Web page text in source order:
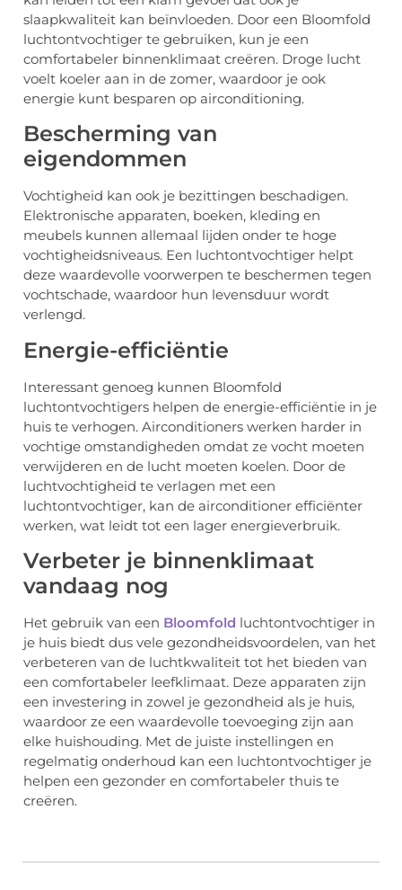
slaapkwaliteit kan beïnvloeden. Door een Bloomfold
luchtontvochtiger te gebruiken, kun je een
comfortabeler binnenklimaat creëren. Droge lucht
voelt koeler aan in de zomer, waardoor je ook
energie kunt besparen op airconditioning.
Bescherming van
eigendommen
Vochtigheid kan ook je bezittingen beschadigen.
Elektronische apparaten, boeken, kleding en
meubels kunnen allemaal lijden onder te hoge
vochtigheidsniveaus. Een luchtontvochtiger helpt
deze waardevolle voorwerpen te beschermen tegen
vochtschade, waardoor hun levensduur wordt
verlengd.
Energie-efficiëntie
Interessant genoeg kunnen Bloomfold
luchtontvochtigers helpen de energie-efficiëntie in je
huis te verhogen. Airconditioners werken harder in
vochtige omstandigheden omdat ze vocht moeten
verwijderen en de lucht moeten koelen. Door de
luchtvochtigheid te verlagen met een
luchtontvochtiger, kan de airconditioner efficiënter
werken, wat leidt tot een lager energieverbruik.
Verbeter je binnenklimaat
vandaag nog
Het gebruik van een Bloomfold luchtontvochtiger in
je huis biedt dus vele gezondheidsvoordelen, van het
verbeteren van de luchtkwaliteit tot het bieden van
een comfortabeler leefklimaat. Deze apparaten zijn
een investering in zowel je gezondheid als je huis,
waardoor ze een waardevolle toevoeging zijn aan
elke huishouding. Met de juiste instellingen en
regelmatig onderhoud kan een luchtontvochtiger je
helpen een gezonder en comfortabeler thuis te
creëren.